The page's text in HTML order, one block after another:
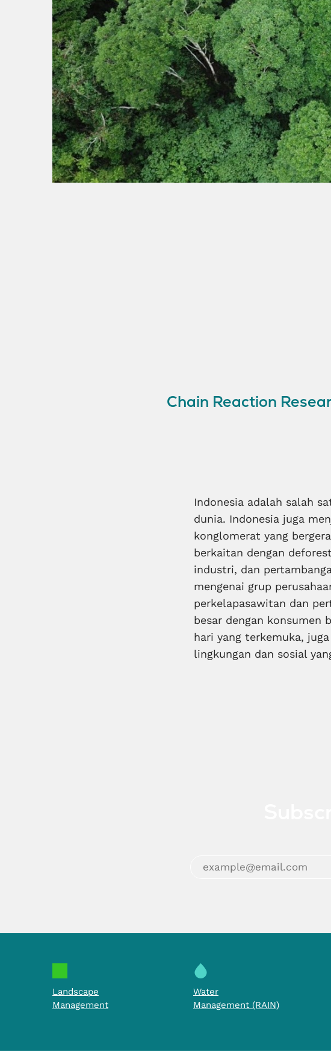
Chain Reaction
Indonesia adalah salah
dunia. Indonesia juga
konglomerat yang
berkaitan dengan
industri, dan
mengenai grup
perkelapasawitan dan
besar dengan konsumen
hari yang terkemuka,
lingkungan dan sosial
Landscape
Management
Water
Management (RAIN)